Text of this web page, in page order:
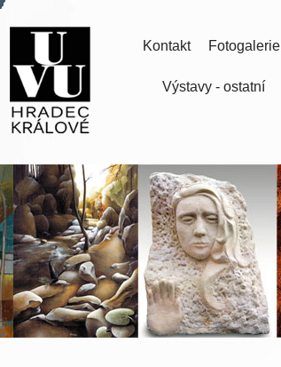
Fotogalerie
Kontakt
Výstavy - ostatní